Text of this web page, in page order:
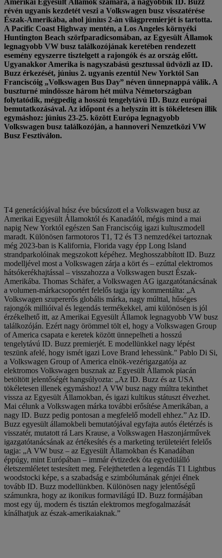
Amerikai Egyesült Államok számára, a nagyobbik ID. Buzz
révén ugyanis kezdetét veszi a Volkswagen busz visszatérése
Észak-Amerikába, ahol június 2-án világpremierjét is tartotta.
A Pacific Coast Highway mentén, a Los Angeles környéki
Huntington Beach szörfparadicsomában, az Egyesült Államok
legnagyobb VW busz találkozójának keretében rendezett
esemény egyszerre tisztelgett a rajongók és az ország előtt.
Ugyanakkor Amerika is nagyszabású gesztussal üdvözli az ID.
Buzz érkezését, június 2. ugyanis ezentúl New Yorktól San
Franciscóig „Volkswagen Bus Day” néven ünnepnappá válik. A
buszturné mindössze három hét múlva Németországban
folytatódik, mégpedig a hosszú tengelytávú ID. Buzz európai
bemutatkozásával. Az időpont és a helyszín itt is tökéletesen illik
egymáshoz: június 23-25. között Európa legnagyobb
Volkswagen busz találkozóján, a hannoveri Nemzetközi VW
Busz Fesztiválon.
T4 generációjával húsz éve búcsúzott el a Volkswagen busz az
Amerikai Egyesült Államoktól és Kanadától, mégis mind a mai
napig New Yorktól egészen San Franciscóig igazi kultuszmodell
maradt. Különösen farmotoros T1, T2 és T3 nemzedékei tartoznak
még 2023-ban is Kalifornia, Florida vagy épp Long Island
strandparkolóinak megszokott képéhez. Meghosszabbított ID. Buzz
modelljével most a Volkswagen zárja a kört és – ezúttal elektromos
hátsókerékhajtással – visszahozza a Volkswagen buszt Észak-
Amerikába. Thomas Schäfer, a Volkswagen AG igazgatótanácsának
a volumen-márkacsoportért felelős tagja így kommentálta: „A
Volkswagen szupererős globális márka, nagy múlttal, hűséges
rajongók millióival és legendás termékekkel, ami különösen is jól
érzékelhető itt, az Amerikai Egyesült Államok legnagyobb VW busz
találkozóján. Ezért nagy örömmel tölt el, hogy a Volkswagen Group
of America csapata e keretek között ünnepelheti a hosszú
tengelytávú ID. Buzz premierjét. E modellünkkel nagy lépést
teszünk afelé, hogy ismét igazi Love Brand lehessünk." Pablo Di Si,
a Volkswagen Group of America elnök-vezérigazgatója az
elektromos Volkswagen busznak az Egyesült Államok piacán
betöltött jelentőségét hangsúlyozta: „Az ID. Buzz és az USA
tökéletesen illenek egymáshoz! A VW busz nagy múltra tekinthet
vissza az Egyesült Államokban, és igazi kultikus státuszt élvezhet.
Mai célunk a Volkswagen márka további erősítése Amerikában, a
nagy ID. Buzz pedig pontosan a megfelelő modell ehhez.” Az ID.
Buzz egyesült államokbeli bemutatójával egyfajta autós életérzés is
visszatér, mutatott rá Lars Krause, a Volkswagen Haszonjárművek
igazgatótanácsának az értékesítés és a marketing területeiért felelős
tagja: „A VW busz – az Egyesült Államokban és Kanadában
éppúgy, mint Európában – immár évtizedek óta egyedülálló
életszemléletet testesített meg. Felejthetetlen a legendás T1 Lightbus
woodstocki képe, s a szabadság e szimbólumának génjei élnek
tovább ID. Buzz modellünkben. Különösen nagy jelentőségű
számunkra, hogy az ikonikus formavilágú ID. Buzz formájában
most egy új, modern és tisztán elektromos megfogalmazását
kínálhatjuk az észak-amerikaiaknak.”